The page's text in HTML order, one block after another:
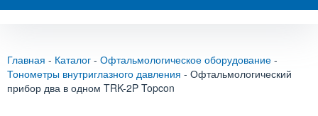
Главная - Каталог - Офтальмологическое оборудование -
Тонометры внутриглазного давления - Офтальмологический
прибор два в одном TRK-2P Topcon